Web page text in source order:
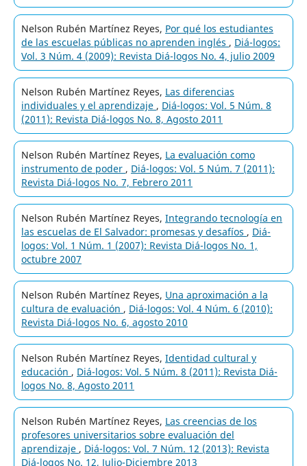
Nelson Rubén Martínez Reyes, Por qué los estudiantes
de las escuelas públicas no aprenden inglés , Diá-logos:
Vol. 3 Núm. 4 (2009): Revista Diá-logos No. 4, julio 2009
Nelson Rubén Martínez Reyes, Las diferencias
individuales y el aprendizaje , Diá-logos: Vol. 5 Núm. 8
(2011): Revista Diá-logos No. 8, Agosto 2011
Nelson Rubén Martínez Reyes, La evaluación como
instrumento de poder , Diá-logos: Vol. 5 Núm. 7 (2011):
Revista Diá-logos No. 7, Febrero 2011
Nelson Rubén Martínez Reyes, Integrando tecnología en
las escuelas de El Salvador: promesas y desafíos , Diá-
logos: Vol. 1 Núm. 1 (2007): Revista Diá-logos No. 1,
octubre 2007
Nelson Rubén Martínez Reyes, Una aproximación a la
cultura de evaluación , Diá-logos: Vol. 4 Núm. 6 (2010):
Revista Diá-logos No. 6, agosto 2010
Nelson Rubén Martínez Reyes, Identidad cultural y
educación , Diá-logos: Vol. 5 Núm. 8 (2011): Revista Diá-
logos No. 8, Agosto 2011
Nelson Rubén Martínez Reyes, Las creencias de los
profesores universitarios sobre evaluación del
aprendizaje , Diá-logos: Vol. 7 Núm. 12 (2013): Revista
Diá-logos No. 12, Julio-Diciembre 2013